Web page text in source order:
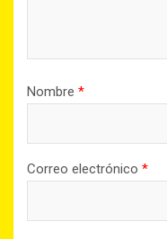
Nombre *
Correo electrónico *